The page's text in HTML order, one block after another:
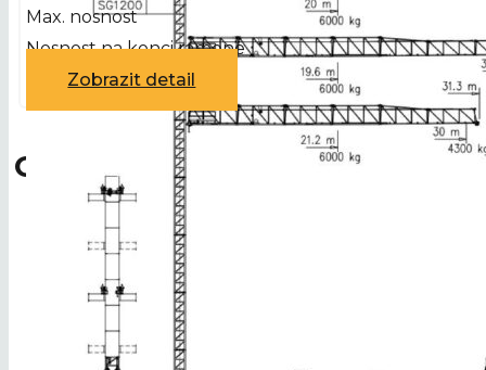
Max. nosnost
Nosnost na konci ramene
Zobrazit detail
Galerie
STAVEBNÍ JEŘÁBY